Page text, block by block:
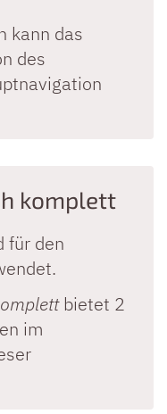
kann das
des
komplett
für den
bietet 2
im